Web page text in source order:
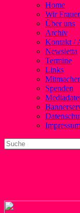
Home
Wir
Über uns
Archiv
Kontakt /
Newsletta
Termine
Links
Spenden
Impressum